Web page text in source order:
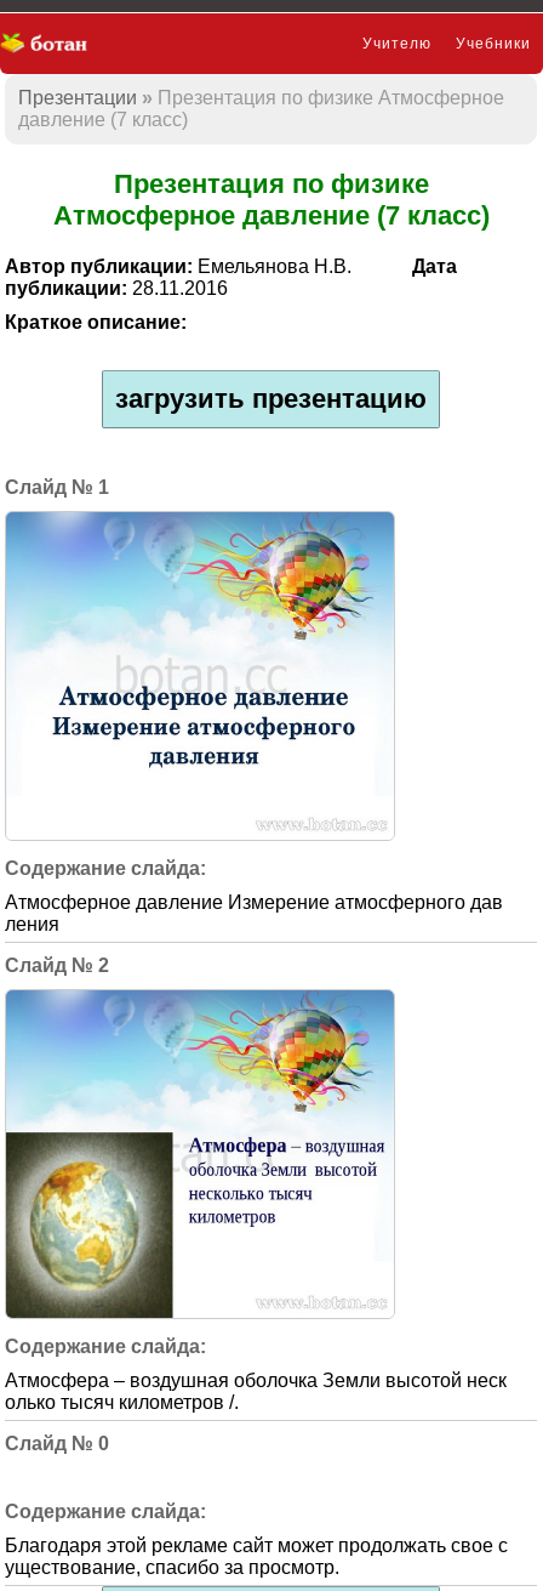
Учебники
Учителю
Презентации
Презентации
Презентация по физике Атмосферное
давление (7 класс)
Презентация по физике
Атмосферное давление (7 класс)
Автор публикации: Емельянова Н.В.
Дата
публикации: 28.11.2016
Краткое описание:
загрузить презентацию
1
Атмосферное давление Измерение атмосферного дав
ления
2
Атмосфера – воздушная оболочка Земли высотой неск
олько тысяч километров /.
0
Благодаря этой рекламе сайт может продолжать свое с
уществование, спасибо за просмотр.